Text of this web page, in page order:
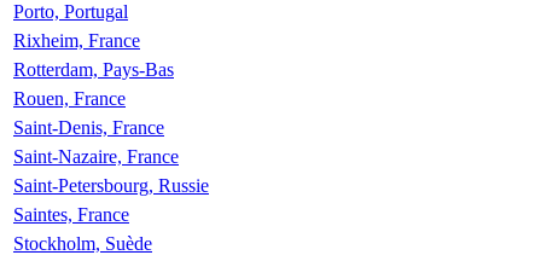
Porto, Portugal
Rixheim, France
Rotterdam, Pays-Bas
Rouen, France
Saint-Denis, France
Saint-Nazaire, France
Saint-Petersbourg, Russie
Saintes, France
Stockholm, Suède